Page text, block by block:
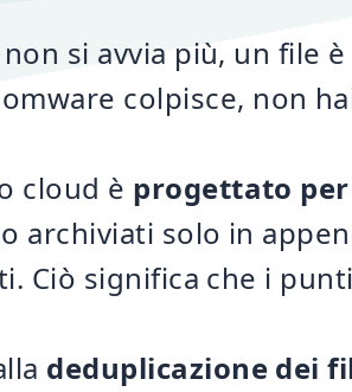
non si avvia più, un file
colpisce, non
cloud è progettato
archiviati solo in
Ciò significa che i
deduplicazione dei